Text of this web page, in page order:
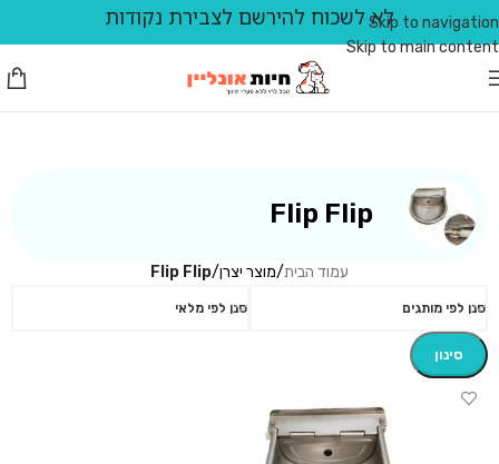
Skip to navigation
Skip to main content
לא לשכוח להירשם לצבירת נקודות
Flip Flip
עמוד הבית/מוצר יצרן/
Flip Flip
סנן לפי מותגים סנן לפי מלאי
סינון